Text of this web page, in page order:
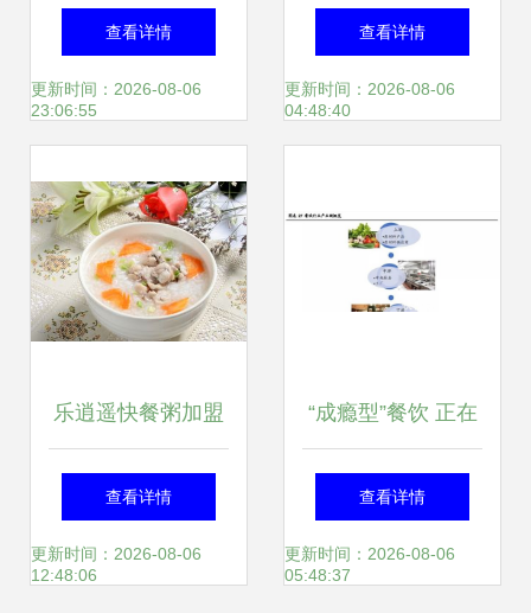
厨师速成班 继承经
典、速成实战，为
查看详情
更新时间：2026-08-06
23:06:55
饮管理的卓越之道
查看详情
更新时间：2026-08-06
04:48:40
乐逍遥快餐粥加盟
指南 费用、条件、
分布与官方联系渠
查看详情
更新时间：2026-08-06
12:48:06
“成瘾型”餐饮 正在
收割一代年轻人的
健康与钱包
查看详情
更新时间：2026-08-06
05:48:37